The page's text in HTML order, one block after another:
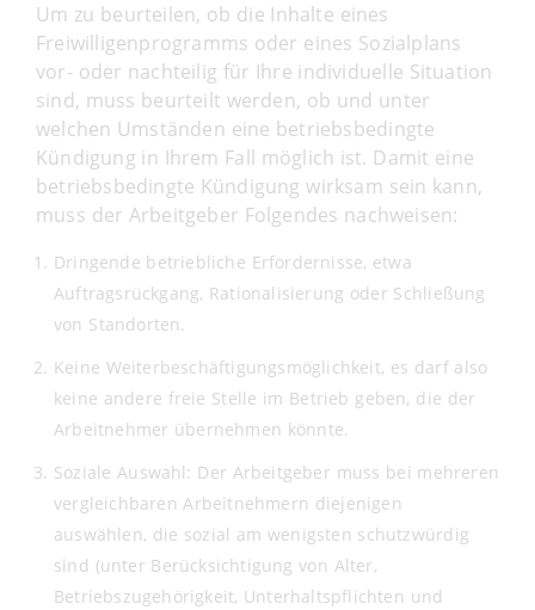
Um zu beurteilen, ob die Inhalte eines
Freiwilligenprogramms oder eines Sozialplans
vor- oder nachteilig für Ihre individuelle Situation
sind, muss beurteilt werden, ob und unter
welchen Umständen eine betriebsbedingte
Kündigung in Ihrem Fall möglich ist. Damit eine
betriebsbedingte Kündigung wirksam sein kann,
muss der Arbeitgeber Folgendes nachweisen:
Dringende betriebliche Erfordernisse, etwa
Auftragsrückgang, Rationalisierung oder Schließung
von Standorten.
Keine Weiterbeschäftigungsmöglichkeit, es darf also
keine andere freie Stelle im Betrieb geben, die der
Arbeitnehmer übernehmen könnte.
Soziale Auswahl: Der Arbeitgeber muss bei mehreren
vergleichbaren Arbeitnehmern diejenigen
auswählen, die sozial am wenigsten schutzwürdig
sind (unter Berücksichtigung von Alter,
Betriebszugehörigkeit, Unterhaltspflichten und